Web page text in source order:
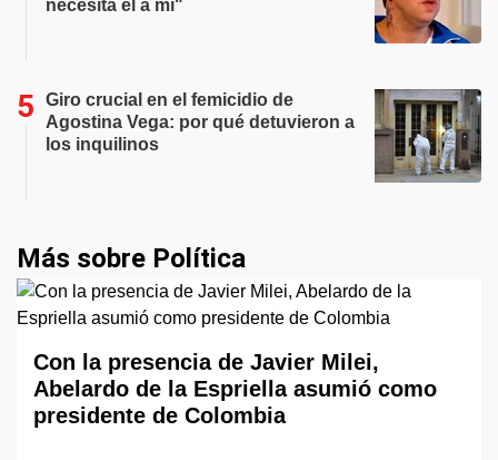
necesita él a mí"
Giro crucial en el femicidio de
Agostina Vega: por qué detuvieron a
los inquilinos
Más sobre Política
Con la presencia de Javier Milei,
Abelardo de la Espriella asumió como
presidente de Colombia